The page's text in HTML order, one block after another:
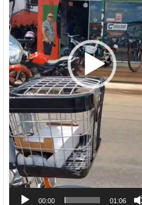
00:00 01:06